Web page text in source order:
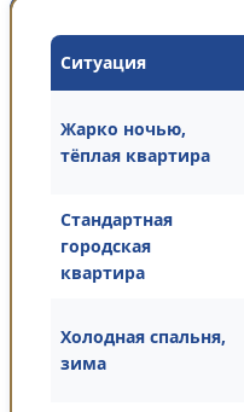
Ситуация
Жарко ночью,
тёплая квартира
Стандартная
городская
квартира
Холодная спальня,
зима